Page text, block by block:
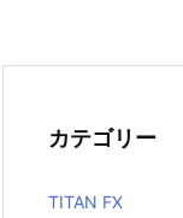
カテゴリー
TITAN FX